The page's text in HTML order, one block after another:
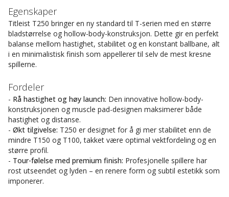
Egenskaper
Titleist T250 bringer en ny standard til T-serien med en større
bladstørrelse og hollow-body-konstruksjon. Dette gir en perfekt
balanse mellom hastighet, stabilitet og en konstant ballbane, alt
i en minimalistisk finish som appellerer til selv de mest kresne
spillerne.
Fordeler
- Rå hastighet og høy launch: Den innovative hollow-body-
konstruksjonen og muscle pad-designen maksimerer både
hastighet og distanse.
- Økt tilgivelse: T250 er designet for å gi mer stabilitet enn de
mindre T150 og T100, takket være optimal vektfordeling og en
større profil.
- Tour-følelse med premium finish: Profesjonelle spillere har
rost utseendet og lyden – en renere form og subtil estetikk som
imponerer.